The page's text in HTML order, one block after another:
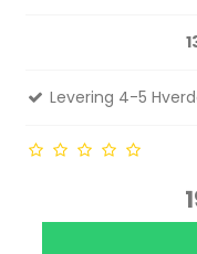
Levering 4-5